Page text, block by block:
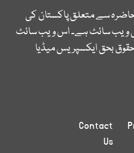
سے متعلق پاکستان کی
ویب سائٹ ہے۔ اس ویب سائٹ
بحق ایکسپریس میڈیا
Contact
Us